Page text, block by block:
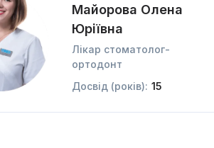
Майорова Олена
Юріївна
Лікар стоматолог-
ортодонт
Досвід (років): 15